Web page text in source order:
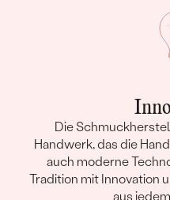
Die
Handwerk, das die
auch moderne
Tradition mit Innovation
aus